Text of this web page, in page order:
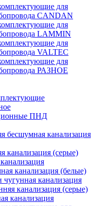
для
CANDAN
для
LAMMIN
для
VALTEC
для
РАЗНОЕ
ПНД
бесшумная канализация
канализация (серые)
канализация (белые)
канализация
канализация (серые)
канализация